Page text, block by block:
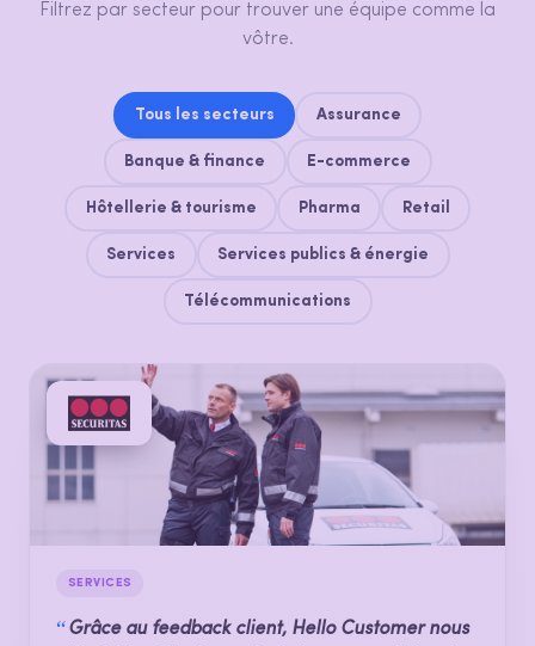
Filtrez par secteur pour trouver une équipe comme la
vôtre.
Tous les secteurs Assurance
Banque & finance E-commerce
Hôtellerie & tourisme Pharma Retail
Services Services publics & énergie
Télécommunications
SERVICES
“Grâce au feedback client, Hello Customer nous